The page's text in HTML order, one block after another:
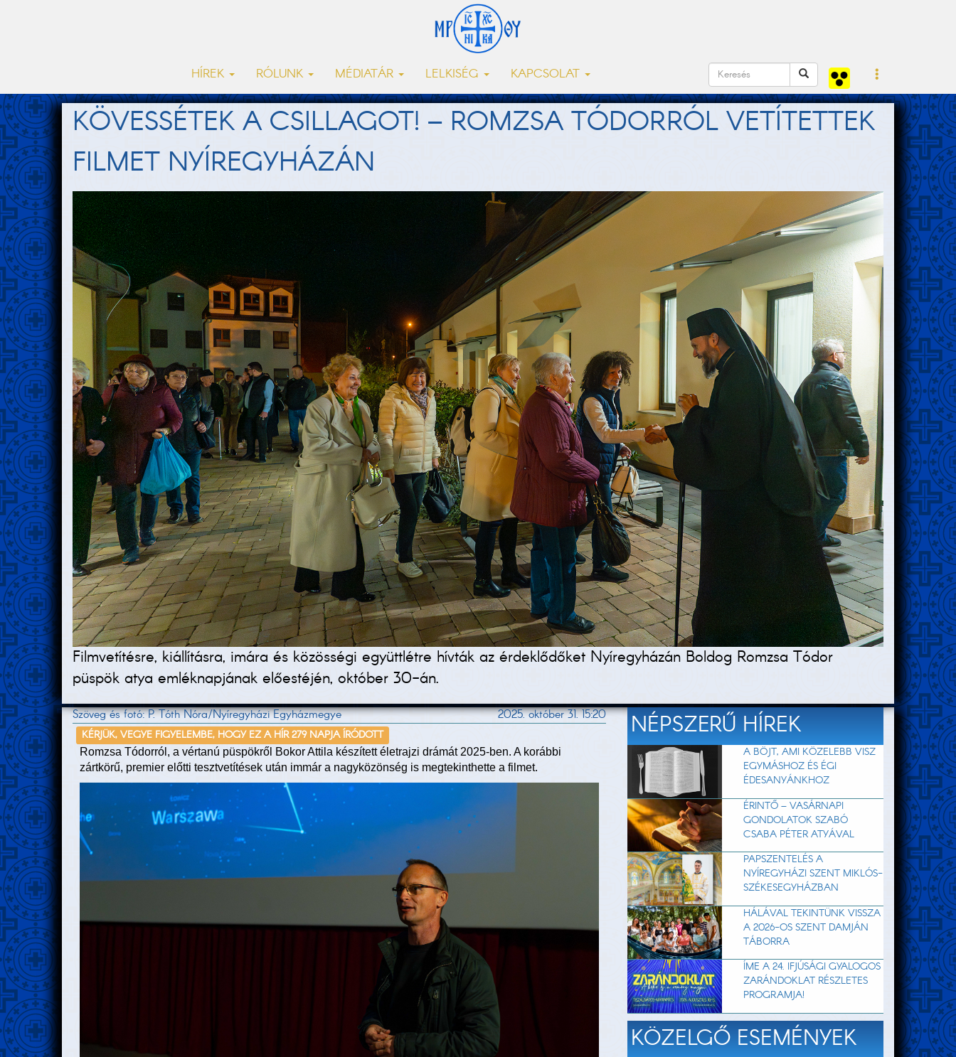
HÍREK RÓLUNK MÉDIATÁR LELKISÉG KAPCSOLAT
KÖVESSÉTEK A CSILLAGOT! – ROMZSA TÓDORRÓL VETÍTETTEK
FILMET NYÍREGYHÁZÁN
Filmvetítésre, kiállításra, imára és közösségi együttlétre hívták az érdeklődőket Nyíregyházán Boldog Romzsa Tódor
püspök atya emléknapjának előestéjén, október 30-án.
Szöveg és fotó: P. Tóth Nóra/Nyíregyházi Egyházmegye 2025. október 31. 15:20
KÉRJÜK, VEGYE FIGYELEMBE, HOGY EZ A HÍR 279 NAPJA ÍRÓDOTT
Romzsa Tódorról, a vértanú püspökről Bokor Attila készített életrajzi drámát 2025-ben. A korábbi
zártkörű, premier előtti tesztvetítések után immár a nagyközönség is megtekinthette a filmet.
NÉPSZERŰ HÍREK
A BÖJT, AMI KÖZELEBB VISZ
EGYMÁSHOZ ÉS ÉGI
ÉDESANYÁNKHOZ
ÉRINTŐ – VASÁRNAPI
GONDOLATOK SZABÓ
CSABA PÉTER ATYÁVAL
PAPSZENTELÉS A
NYÍREGYHÁZI SZENT MIKLÓS-
SZÉKESEGYHÁZBAN
HÁLÁVAL TEKINTÜNK VISSZA
A 2026-OS SZENT DAMJÁN
TÁBORRA
ÍME A 24. IFJÚSÁGI GYALOGOS
ZARÁNDOKLAT RÉSZLETES
PROGRAMJA!
KÖZELGŐ ESEMÉNYEK